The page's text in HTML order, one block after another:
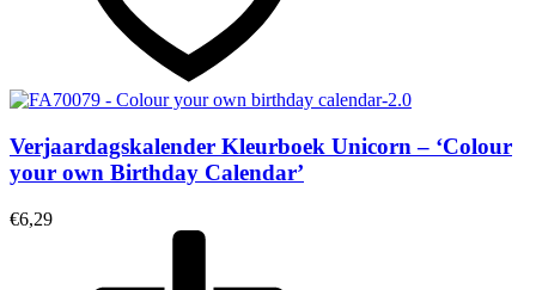
Verjaardagskalender Kleurboek Unicorn – ‘Colour
your own Birthday Calendar’
€6,29